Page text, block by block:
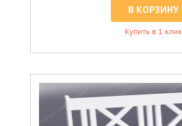
В КОРЗИНУ
Купить в 1 клик